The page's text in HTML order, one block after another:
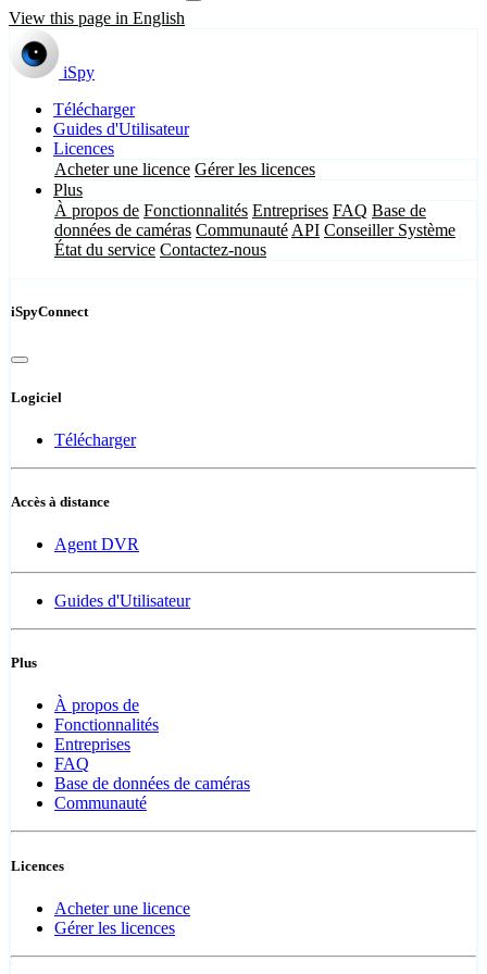
View this page in English
iSpy
Télécharger
Guides d'Utilisateur
Licences
Acheter une licence Gérer les licences
Plus
À propos de Fonctionnalités Entreprises FAQ Base de
données de caméras Communauté API Conseiller Système
État du service Contactez-nous
iSpyConnect
Logiciel
Télécharger
Accès à distance
Agent DVR
Guides d'Utilisateur
Plus
À propos de
Fonctionnalités
Entreprises
FAQ
Base de données de caméras
Communauté
Licences
Acheter une licence
Gérer les licences